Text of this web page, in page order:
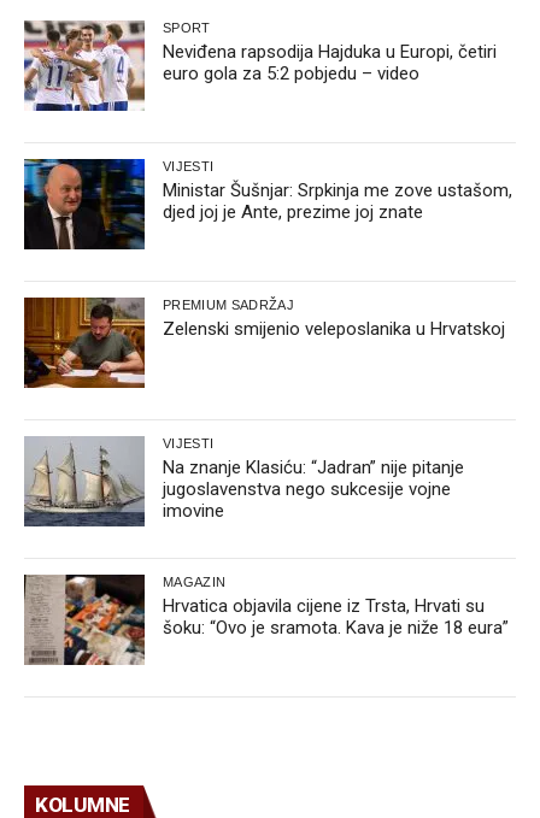
SPORT
Neviđena rapsodija Hajduka u Europi, četiri
euro gola za 5:2 pobjedu – video
VIJESTI
Ministar Šušnjar: Srpkinja me zove ustašom,
djed joj je Ante, prezime joj znate
PREMIUM SADRŽAJ
Zelenski smijenio veleposlanika u Hrvatskoj
VIJESTI
Na znanje Klasiću: “Jadran” nije pitanje
jugoslavenstva nego sukcesije vojne
imovine
MAGAZIN
Hrvatica objavila cijene iz Trsta, Hrvati su
šoku: “Ovo je sramota. Kava je niže 18 eura”
KOLUMNE